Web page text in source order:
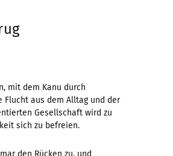
mit dem Kanu durch
Flucht aus dem Alltag und der
Gesellschaft wird zu
sich zu befreien.
den Rücken zu, und